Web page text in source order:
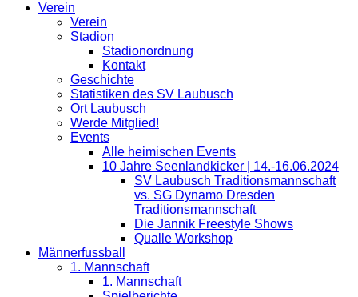
Verein
Verein
Stadion
Stadionordnung
Kontakt
Geschichte
Statistiken des SV Laubusch
Ort Laubusch
Werde Mitglied!
Events
Alle heimischen Events
10 Jahre Seenlandkicker | 14.-16.06.2024
SV Laubusch Traditionsmannschaft
vs. SG Dynamo Dresden
Traditionsmannschaft
Die Jannik Freestyle Shows
Qualle Workshop
Männerfussball
1. Mannschaft
1. Mannschaft